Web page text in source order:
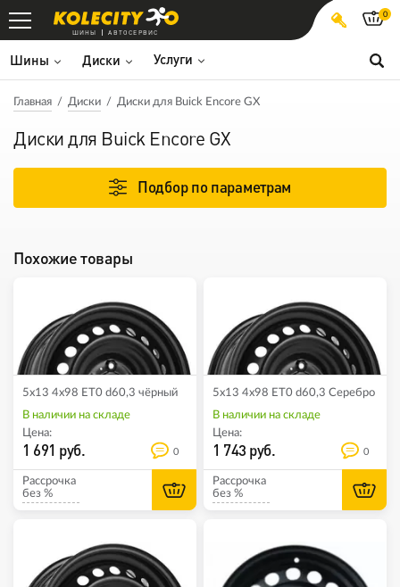
ШИНЫ АВТОСЕРВИС
Шины Диски Услуги
0
Главная Диски Диски для Buick Encore GX
Диски для Buick Encore GX
Подбор по параметрам
Похожие товары
5x13 4x98 ET0 d60,3 чёрный
В наличии на складе
Цена:
1 691 руб. 0
Рассрочка
без %
5x13 4x98 ET0 d60,3 Серебро
В наличии на складе
Цена:
1 743 руб. 0
Рассрочка
без %